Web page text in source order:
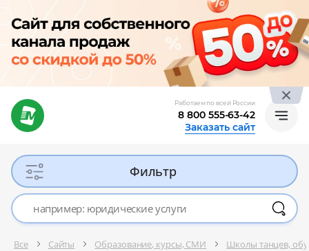
Работаем по всей России
8 800 555-63-42
Заказать сайт
Фильтр
Все Сайты Образование, курсы, СМИ Школы танцев,